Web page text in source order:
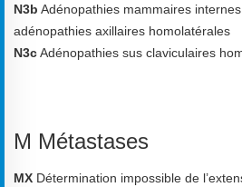
N3b Adénopathies mammaires
adénopathies axillaires homolatérales
N3cAdénopathies sus claviculaires
M Métastases
MX Détermination impossible de